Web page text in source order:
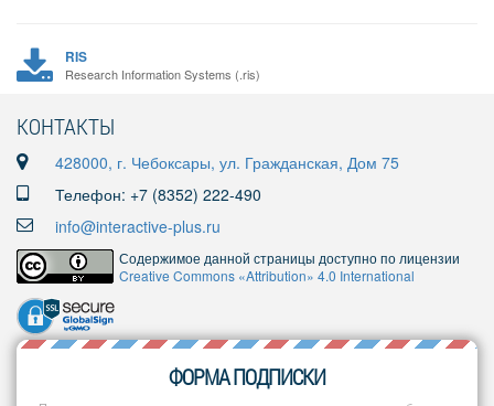
RIS
Research Information Systems (.ris)
КОНТАКТЫ
428000, г. Чебоксары, ул. Гражданская, Дом 75
Телефон: +7 (8352) 222-490
info@interactive-plus.ru
Содержимое данной страницы доступно по лицензии
Creative Commons «Attribution» 4.0 International
ФОРМА ПОДПИСКИ